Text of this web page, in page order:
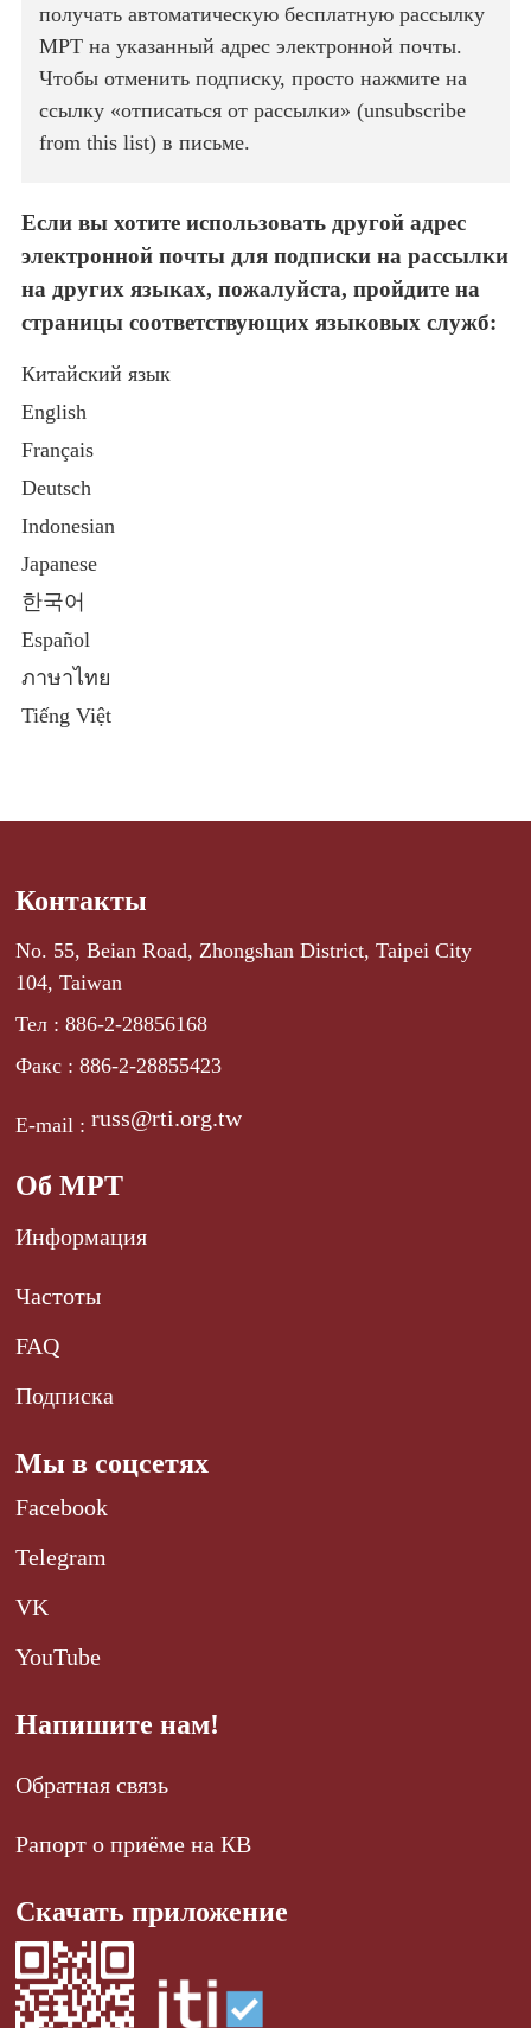
получать автоматическую бесплатную рассылку
МРТ на указанный адрес электронной почты.
Чтобы отменить подписку, просто нажмите на
ссылку «отписаться от рассылки» (unsubscribe
from this list) в письме.
Если вы хотите использовать другой адрес
электронной почты для подписки на рассылки
на других языках, пожалуйста, пройдите на
страницы соответствующих языковых служб:
Китайский язык
English
Français
Deutsch
Indonesian
Japanese
한국어
Español
ภาษาไทย
Tiếng Việt
Контакты
No. 55, Beian Road, Zhongshan District, Taipei City
104, Taiwan
Тел : 886-2-28856168
Факс : 886-2-28855423
E-mail :russ@rti.org.tw
Об МРТ
Информация
Частоты
FAQ
Подписка
Мы в соцсетях
Facebook
Telegram
VK
YouTube
Напишите нам!
Обратная связь
Рапорт о приёме на КВ
Скачать приложение